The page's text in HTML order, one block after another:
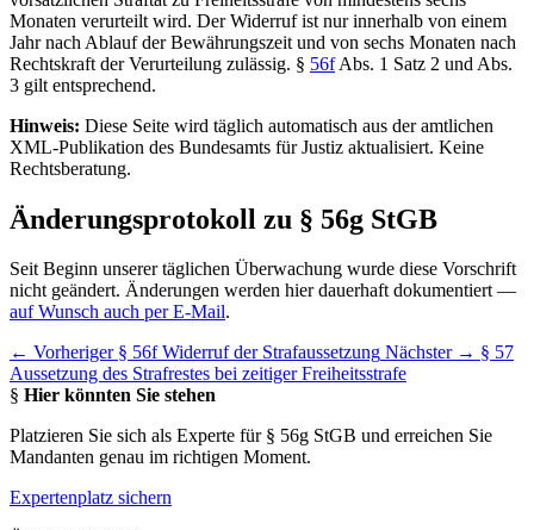
Monaten verurteilt wird. Der Widerruf ist nur innerhalb von einem
Jahr nach Ablauf der Bewährungszeit und von sechs Monaten nach
Rechtskraft der Verurteilung zulässig. § 56fAbs. 1 Satz 2 und Abs.
3 gilt entsprechend.
Hinweis: Diese Seite wird täglich automatisch aus der amtlichen
XML-Publikation des Bundesamts für Justiz aktualisiert. Keine
Rechtsberatung.
Änderungsprotokoll zu § 56g StGB
Seit Beginn unserer täglichen Überwachung wurde diese Vorschrift
nicht geändert. Änderungen werden hier dauerhaft dokumentiert —
auf Wunsch auch per E-Mail.
← Vorheriger § 56f Widerruf der Strafaussetzung Nächster → § 57
Aussetzung des Strafrestes bei zeitiger Freiheitsstrafe
§ Hier könnten Sie stehen
Platzieren Sie sich als Experte für § 56g StGB und erreichen Sie
Mandanten genau im richtigen Moment.
Expertenplatz sichern